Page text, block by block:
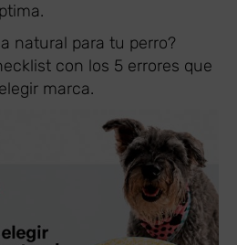
natural para tu perro?
con los 5 errores que
marca.